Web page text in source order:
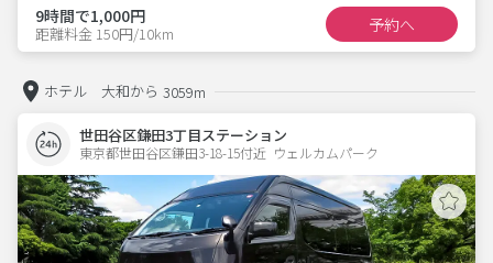
9時間で1,000円
距離料金 150円/10km 予約へ
ホテル 大和から 3059m
世田谷区鎌田3丁目ステーション
東京都世田谷区鎌田3-18-15付近  ウェルカムパーク